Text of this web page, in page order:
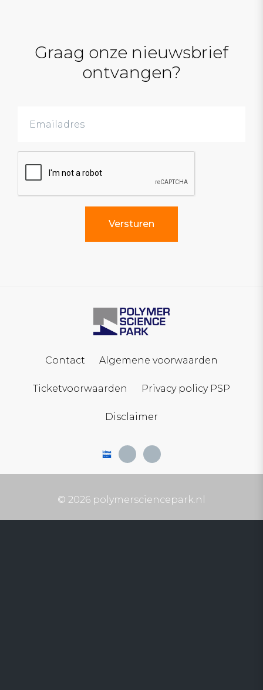
Graag onze nieuwsbrief
ontvangen?
Contact Algemene voorwaarden
Ticketvoorwaarden Privacy policy PSP
Disclaimer
© 2026 polymersciencepark.nl